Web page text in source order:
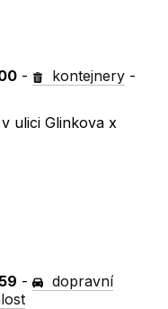
- kontejnery -
ulici Glinkova x
-
dopravní